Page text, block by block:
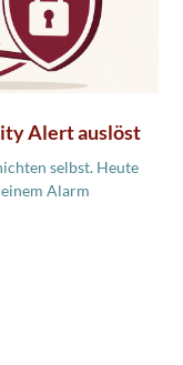
Alert auslöst
selbst. Heute
Alarm